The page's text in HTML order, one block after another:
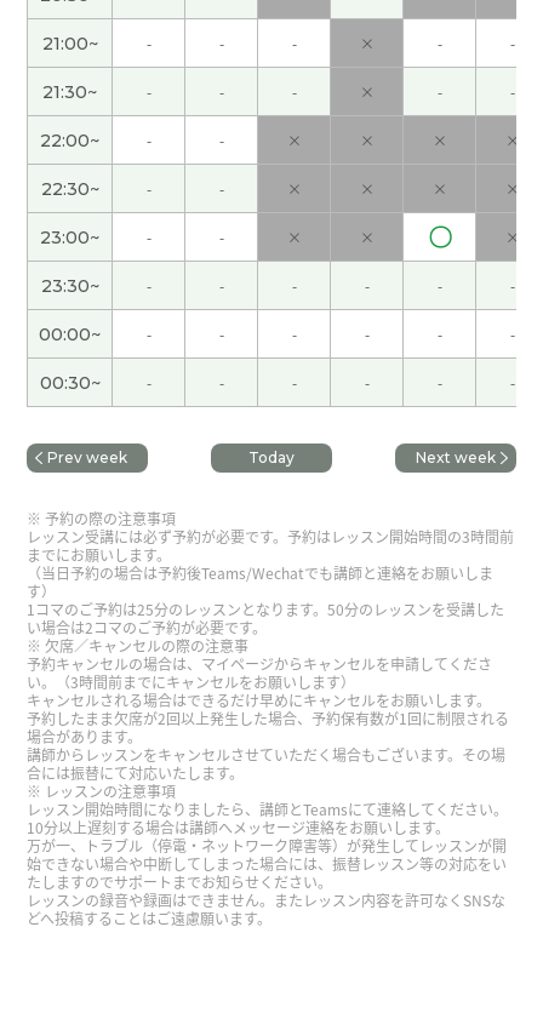
我觉得习惯听老师语速的话听懂别的老师的话。我
让外孙子喜欢看书。看书是很好的爱好。下次见
吧。( 男性 )
お陰様で文法も楽々 💪😊💪( 40代 男性 )
ありがとうございました。
最近お互い仕事が忙しいですね。 お互い頑張りま
しょう。
ありがとうございました😆✨また会いましょう！(
40代 女性 )
工作也很忙，如果有各种各样的计划的话会很辛苦
💦 互相不要勉强度过吧!( 40代 女性 )
今天的表情感觉身体不太好，所以非常担心。季节
交替的时候身体容易垮掉，所以请互相保重身体🙏
40代 女性 )
お気遣いありがとうございます！ また楽しくレッ
スンできることを楽しみにしてます！( 40代 女性 )
本当にいつもありがとうございます🌟( 40代 男性 )
今天也非常感谢! 没有打印文本给您添麻烦了。期待
再次相见的日子而努力!( 40代 女性 )
21:00~ - - - × - -
21:30~ - - - × - -
22:00~ - - × × × ×
22:30~ - - × × × ×
23:00~ - - × × 〇 ×
23:30~ - - - - - -
00:00~ - - - - - -
00:30~ - - - - - -
Prev week Today Next week
予約の際の注意事項
レッスン受講には必ず予約が必要です。予約はレッスン開始時間の3時間前
までにお願いします。
（当日予約の場合は予約後Teams/Wechatでも講師と連絡をお願いしま
す）
1コマのご予約は25分のレッスンとなります。50分のレッスンを受講した
い場合は2コマのご予約が必要です。
欠席／キャンセルの際の注意事
予約キャンセルの場合は、マイページからキャンセルを申請してくださ
い。（3時間前までにキャンセルをお願いします）
キャンセルされる場合はできるだけ早めにキャンセルをお願いします。
予約したまま欠席が2回以上発生した場合、予約保有数が1回に制限される
場合があります。
講師からレッスンをキャンセルさせていただく場合もございます。その場
合には振替にて対応いたします。
レッスンの注意事項
レッスン開始時間になりましたら、講師とTeamsにて連絡してください。
10分以上遅刻する場合は講師へメッセージ連絡をお願いします。
万が一、トラブル（停電・ネットワーク障害等）が発生してレッスンが開
始できない場合や中断してしまった場合には、振替レッスン等の対応をい
たしますのでサポートまでお知らせください。
レッスンの録音や録画はできません。またレッスン内容を許可なくSNSな
どへ投稿することはご遠慮願います。